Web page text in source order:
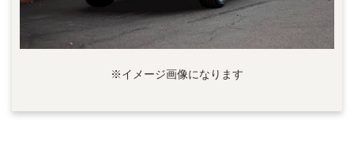
※イメージ画像になります